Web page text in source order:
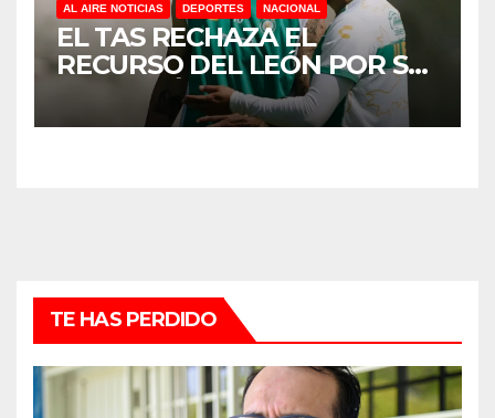
AL AIRE NOTICIAS DEPORTES NACIONAL
EL TAS RECHAZA EL
RECURSO DEL LEÓN POR SU
EXCLUSIÓN DEL MUNDIAL
DE CLUBES
TE HAS PERDIDO